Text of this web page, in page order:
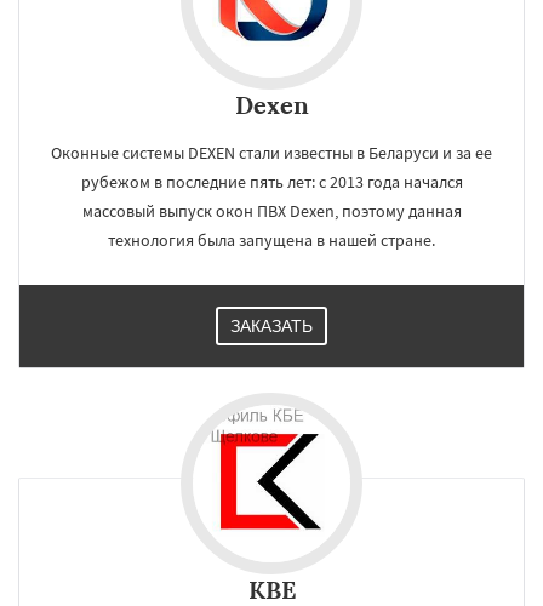
Dexen
Оконные системы DEXEN стали известны в Беларуси и за ее
рубежом в последние пять лет: с 2013 года начался
массовый выпуск окон ПВХ Dexen, поэтому данная
технология была запущена в нашей стране.
ЗАКАЗАТЬ
KBE